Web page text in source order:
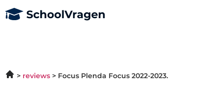
reviews Focus Plenda Focus 2022-2023.